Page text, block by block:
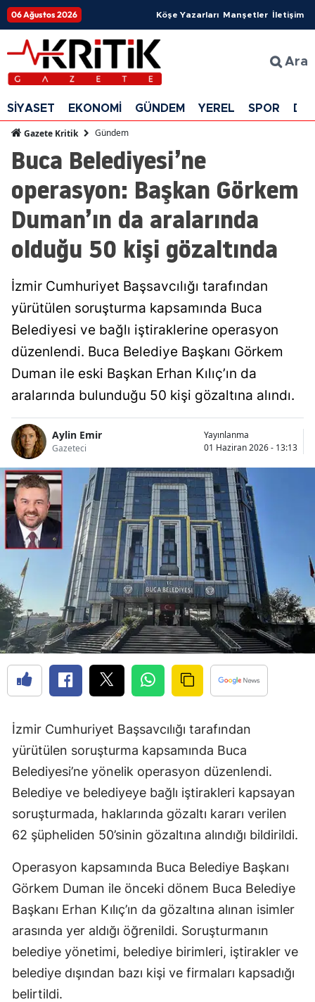
06 Ağustos 2026 Köşe Yazarları Manşetler İletişim
Ara
SİYASET EKONOMİ GÜNDEM YEREL SPOR
Gazete Kritik Gündem
Buca Belediyesi’ne
operasyon: Başkan Görkem
Duman’ın da aralarında
olduğu 50 kişi gözaltında
İzmir Cumhuriyet Başsavcılığı tarafından
yürütülen soruşturma kapsamında Buca
Belediyesi ve bağlı iştiraklerine operasyon
düzenlendi. Buca Belediye Başkanı Görkem
Duman ile eski Başkan Erhan Kılıç’ın da
aralarında bulunduğu 50 kişi gözaltına alındı.
Aylin Emir
Gazeteci
Yayınlanma
01 Haziran 2026 - 13:13
İzmir Cumhuriyet Başsavcılığı tarafından
yürütülen soruşturma kapsamında Buca
Belediyesi’ne yönelik operasyon düzenlendi.
Belediye ve belediyeye bağlı iştirakleri kapsayan
soruşturmada, haklarında gözaltı kararı verilen
62 şüpheliden 50’sinin gözaltına alındığı bildirildi.
Operasyon kapsamında Buca Belediye Başkanı
Görkem Duman ile önceki dönem Buca Belediye
Başkanı Erhan Kılıç’ın da gözaltına alınan isimler
arasında yer aldığı öğrenildi. Soruşturmanın
belediye yönetimi, belediye birimleri, iştirakler ve
belediye dışından bazı kişi ve firmaları kapsadığı
belirtildi.